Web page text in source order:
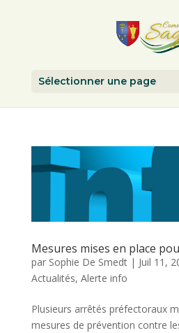
Sélectionner une page
Mesures mises en place
par Sophie De Smedt| Juil 11,
Actualités, Alerte info
Plusieurs arrêtés préfectoraux
mesures de prévention contre